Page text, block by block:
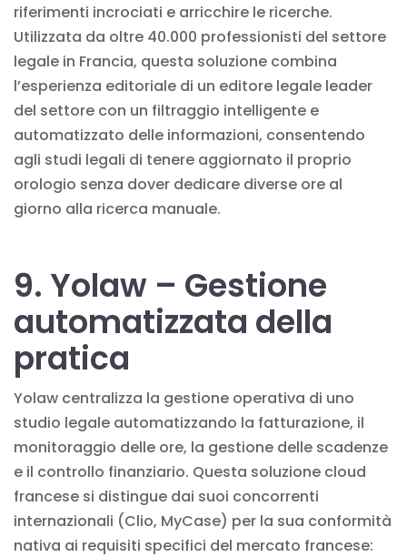
riferimenti incrociati e arricchire le ricerche.
Utilizzata da oltre 40.000 professionisti del settore
legale in Francia, questa soluzione combina
l’esperienza editoriale di un editore legale leader
del settore con un filtraggio intelligente e
automatizzato delle informazioni, consentendo
agli studi legali di tenere aggiornato il proprio
orologio senza dover dedicare diverse ore al
giorno alla ricerca manuale.
9. Yolaw – Gestione
automatizzata della
pratica
Yolaw centralizza la gestione operativa di uno
studio legale automatizzando la fatturazione, il
monitoraggio delle ore, la gestione delle scadenze
e il controllo finanziario. Questa soluzione cloud
francese si distingue dai suoi concorrenti
internazionali (Clio, MyCase) per la sua conformità
nativa ai requisiti specifici del mercato francese: